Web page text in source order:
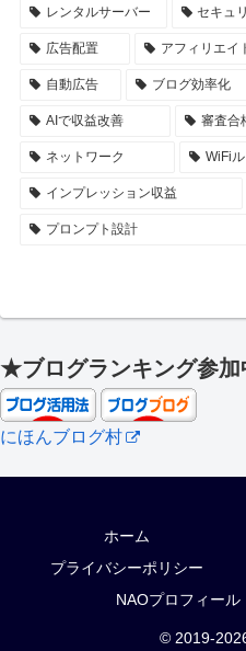
レンタルサーバー セキュ
広告配置 アフィリエイ
自動広告 ブログ効率化
AIで収益改善 審査合
ネットワーク WiFi
インプレッション収益
プロンプト設計
★ブログランキング参加
にほんブログ村
ホーム
プライバシーポリシー
NAOプロフィー
© 2019-